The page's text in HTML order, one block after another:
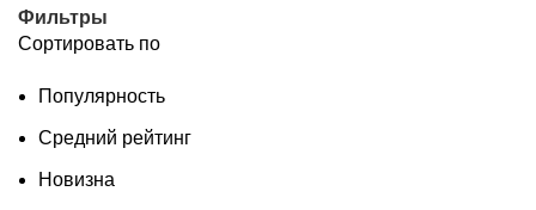
Фильтры
Сортировать по
Популярность
Средний рейтинг
Новизна